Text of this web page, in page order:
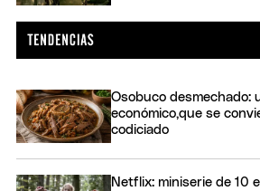
Osobuco desmechado:
económico,que se
codiciado
Netflix: miniserie de 10